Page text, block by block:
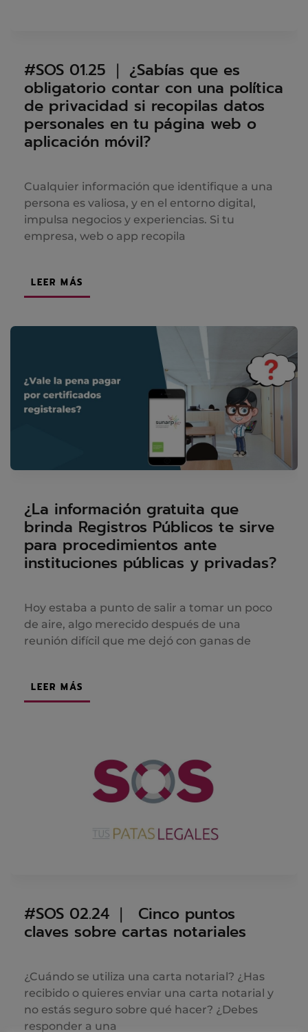
#SOS 01.25 ❘ ¿Sabías que es
obligatorio contar con una política
de privacidad si recopilas datos
personales en tu página web o
aplicación móvil?
Cualquier información que identifique a una
persona es valiosa, y en el entorno digital,
impulsa negocios y experiencias. Si tu
empresa, web o app recopila
LEER MÁS
¿La información gratuita que
brinda Registros Públicos te sirve
para procedimientos ante
instituciones públicas y privadas?
Hoy estaba a punto de salir a tomar un poco
de aire, algo merecido después de una
reunión difícil que me dejó con ganas de
LEER MÁS
#SOS 02.24 ❘ Cinco puntos
claves sobre cartas notariales
¿Cuándo se utiliza una carta notarial? ¿Has
recibido o quieres enviar una carta notarial y
no estás seguro sobre qué hacer? ¿Debes
responder a una